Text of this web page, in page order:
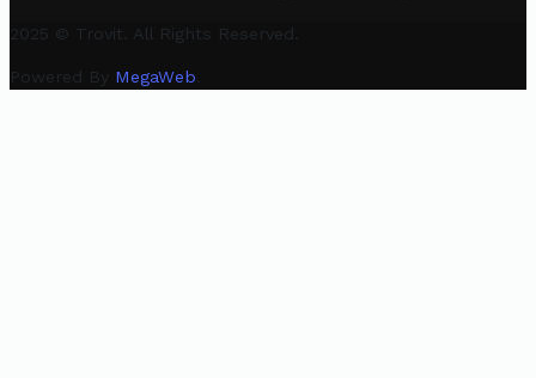
2025 © Trovit. All Rights Reserved.
Powered By MegaWeb